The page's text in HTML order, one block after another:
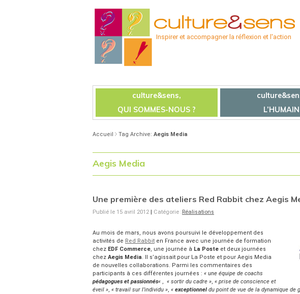
Inspirer et accompagner la réflexion et l'action
culture&sens,
QUI SOMMES-NOUS ?
L’HUMAIN
Accueil Tag Archive: Aegis Media
Aegis Media
Une première des ateliers Red Rabbit chez Aegis
Publié le 15 avril 2012| Catégorie :Réalisations
Au mois de mars, nous avons poursuivi le développement des
activités de Red Rabbit en France avec une journée de formation
chez EDF Commerce, une journée à La Poste et deux journées
chez Aegis Media. Il s’agissait pour La Poste et pour Aegis Media
de nouvelles collaborations. Parmi les commentaires des
participants à ces différentes journées : « une équipe de coachs
pédagogues et passionnés« , « sortir du cadre », « prise de conscience et
éveil », « travail sur l’individu », « exceptionnel du point de vue de la dynamique de